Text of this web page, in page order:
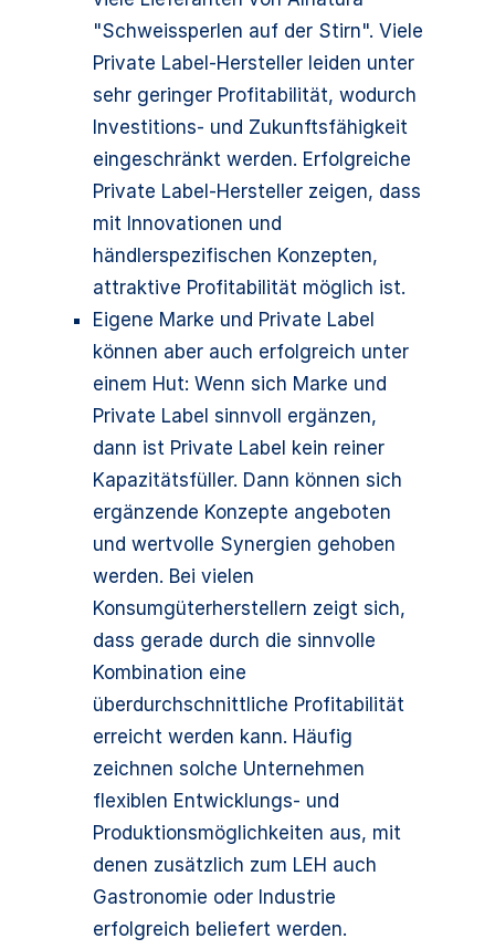
"Schweissperlen auf der Stirn". Viele
Private Label-Hersteller leiden unter
sehr geringer Profitabilität, wodurch
Investitions- und Zukunftsfähigkeit
eingeschränkt werden. Erfolgreiche
Private Label-Hersteller zeigen, dass
mit Innovationen und
händlerspezifischen Konzepten,
attraktive Profitabilität möglich ist.
Eigene Marke und Private Label
können aber auch erfolgreich unter
einem Hut: Wenn sich Marke und
Private Label sinnvoll ergänzen,
dann ist Private Label kein reiner
Kapazitätsfüller. Dann können sich
ergänzende Konzepte angeboten
und wertvolle Synergien gehoben
werden. Bei vielen
Konsumgüterherstellern zeigt sich,
dass gerade durch die sinnvolle
Kombination eine
überdurchschnittliche Profitabilität
erreicht werden kann. Häufig
zeichnen solche Unternehmen
flexiblen Entwicklungs- und
Produktionsmöglichkeiten aus, mit
denen zusätzlich zum LEH auch
Gastronomie oder Industrie
erfolgreich beliefert werden.